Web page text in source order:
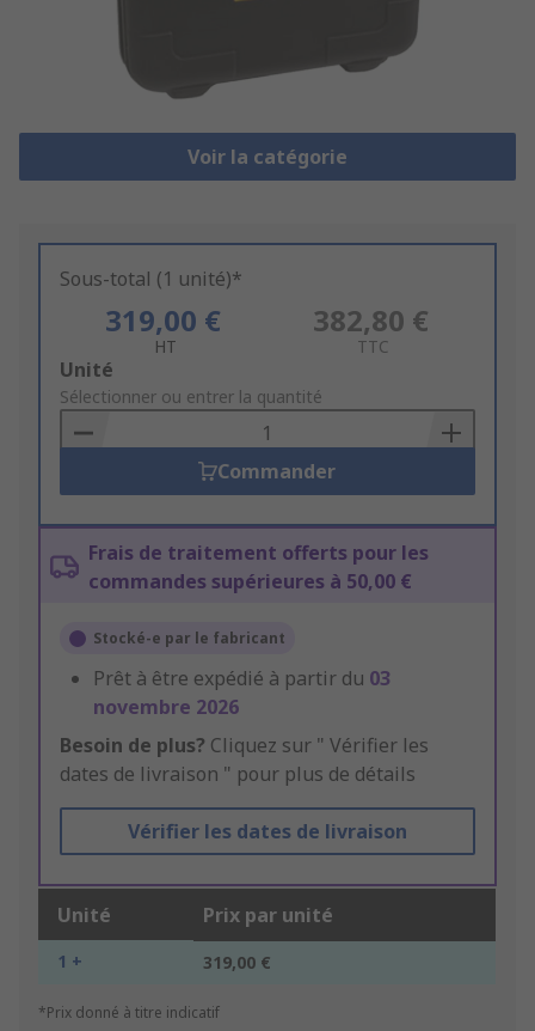
Voir la catégorie
Sous-total (1 unité)*
319,00 €
HT
382,80 €
TTC
Add
to
Basket
Unité
Sélectionner ou entrer la quantité
Commander
Frais de traitement offerts pour les
commandes supérieures à 50,00 €
Stocké-e par le fabricant
Prêt à être expédié à partir du 03
novembre 2026
Besoin de plus? Cliquez sur " Vérifier les
dates de livraison " pour plus de détails
Vérifier les dates de livraison
Unité Prix par unité
1 + 319,00 €
*Prix donné à titre indicatif